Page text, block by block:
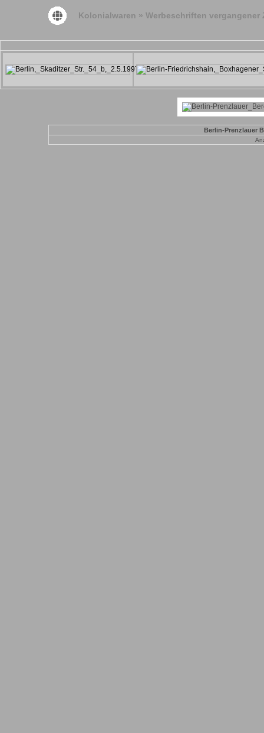
Kolonialwaren » Werbeschriften vergangener
Berlin-Prenzlauer